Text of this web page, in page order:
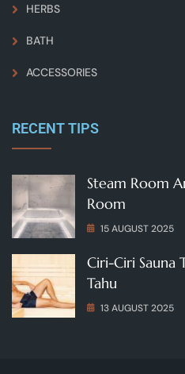
HERBS
BATH
ACCESSORIES
RECENT TIPS
Steam Room
Room
15 AUGUST 2025
Ciri-Ciri Sauna
Tahu
13 AUGUST 2025